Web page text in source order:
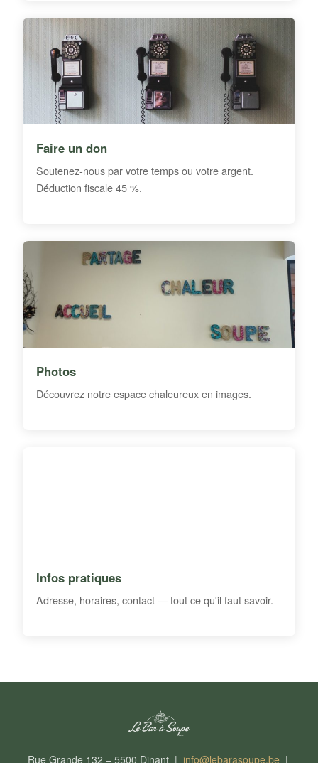
Faire un don
Soutenez-nous par votre temps ou votre argent.
Déduction fiscale 45 %.
Photos
Découvrez notre espace chaleureux en images.
Infos pratiques
Adresse, horaires, contact — tout ce qu'il faut savoir.
Rue Grande 132 – 5500 Dinant | info@lebarasoupe.be|